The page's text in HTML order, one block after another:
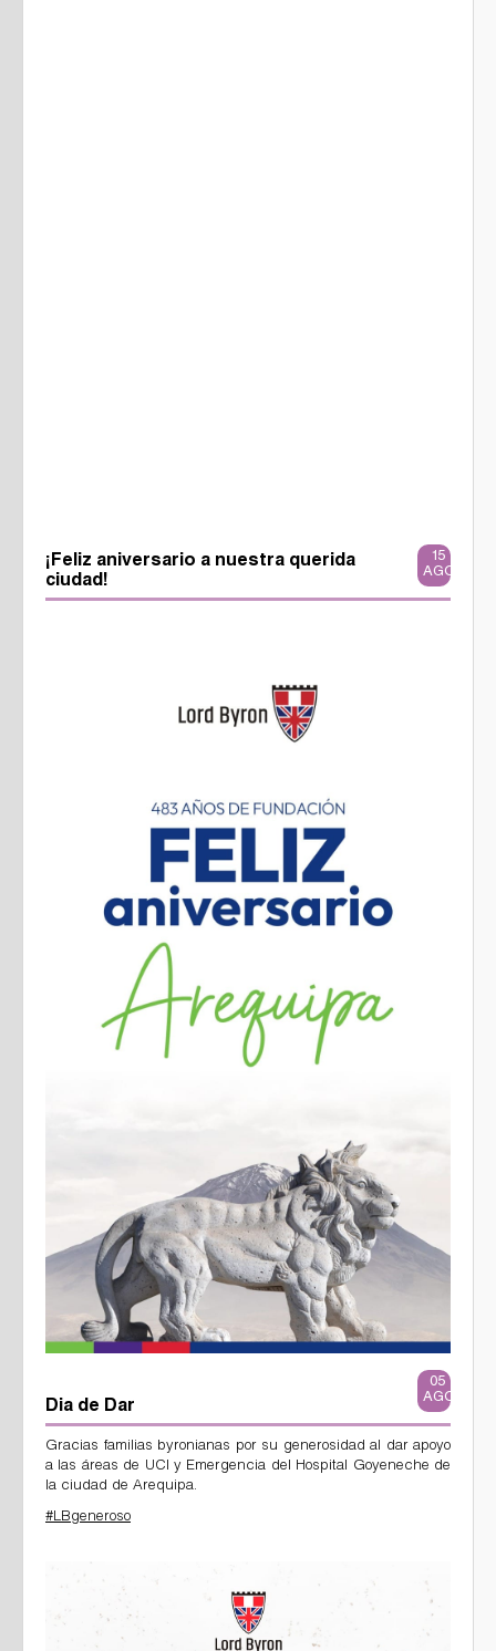
¡Feliz aniversario a nuestra querida
ciudad!
15
AGO
Dia de Dar
05
AGO
Gracias familias byronianas por su generosidad al dar apoyo
a las áreas de UCI y Emergencia del Hospital Goyeneche de
la ciudad de Arequipa.
#LBgeneroso